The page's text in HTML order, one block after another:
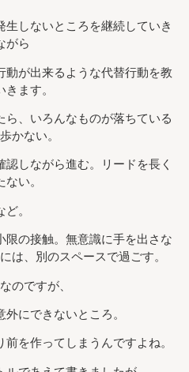
しないところを継続していき
がら
動が出来るような代替行動を教
きます。
、いろんなものが落ちている
かない。
しながら進む。リードを長く
ない。
ど。
の接触。無意識に手を出さな
は、別のスペースで過ごす。
のですが、
にできないところ。
を作ってしまうんですよね。